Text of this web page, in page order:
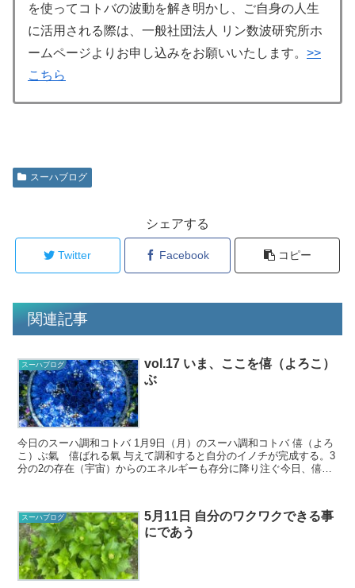
を使ってコトバの波動を解き明かし、ご自身の人生
に活用される際は、一般社団法人 リン数波研究所ホ
ームページよりお申し込みをお願いいたします。 >>
こちら
スーハブログ
シェアする
Twitter Facebook コピー
関連記事
スーハブログ
vol.17 いま、ここを僖（よろこ）
ぶ
今日のスーハ調和コトバ 1月9日（月）のスーハ調和コトバ 僖（よろ
こ）ぶ氣 僖ばれる氣 与えて調和すると自分のイノチが完成する。3
分の2の存在（宇宙）からのエネルギーも存分に降り注ぐ今日、僖び
スーハブログ
5月11日 自分のワクワクできる事
にであう